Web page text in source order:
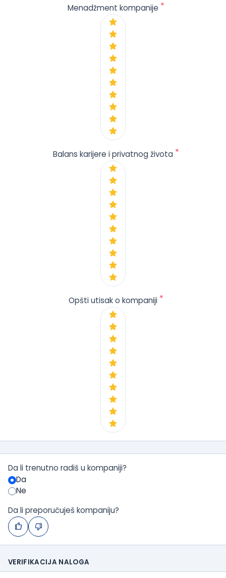
Menadžment kompanije *
Balans karijere i privatnog života *
Opšti utisak o kompaniji *
Da li trenutno radiš u kompaniji?
Da
Ne
Da li preporučuješ kompaniju?
VERIFIKACIJA NALOGA